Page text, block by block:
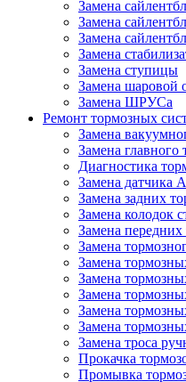
Замена
Замена
Замена
Замена
Замена ступицы
Замена шаровой
Замена ШРУСа
Ремонт тормозных
Замена
Замена главного
Диагностика
Замена датчика
Замена задних
Замена колодок
Замена
Замена
Замена
Замена
Замена
Замена
Замена
Замена троса
Прокачка
Промывка